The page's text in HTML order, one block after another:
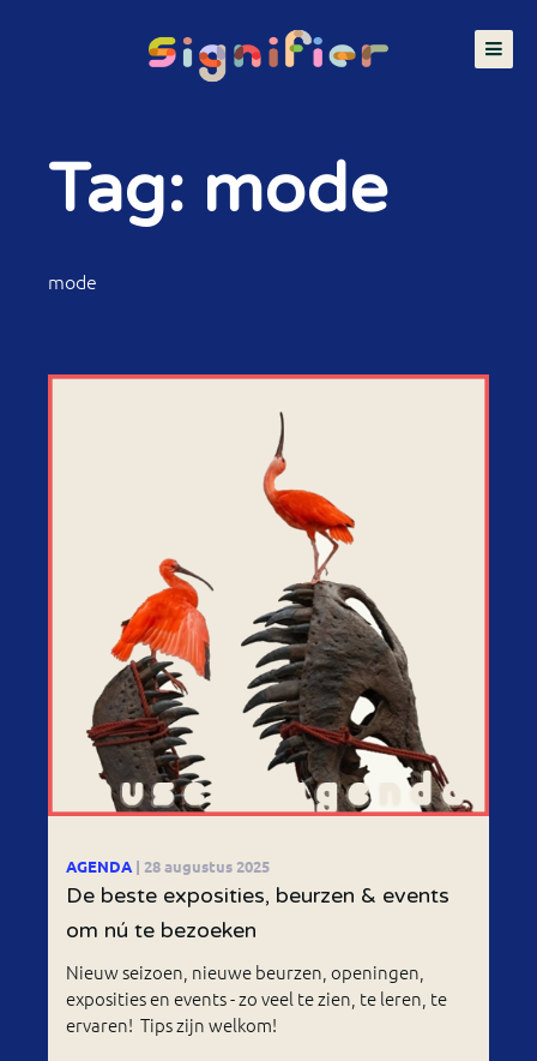
Tag: mode
mode
AGENDA | 28 augustus 2025
De beste exposities, beurzen & events
om nú te bezoeken
Nieuw seizoen, nieuwe beurzen, openingen,
exposities en events - zo veel te zien, te leren, te
ervaren! Tips zijn welkom!